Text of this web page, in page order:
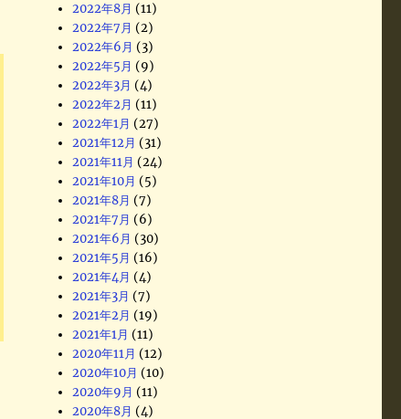
2022年8月 (11)
2022年7月 (2)
2022年6月 (3)
2022年5月 (9)
2022年3月 (4)
2022年2月 (11)
2022年1月 (27)
2021年12月 (31)
2021年11月 (24)
2021年10月 (5)
2021年8月 (7)
2021年7月 (6)
2021年6月 (30)
2021年5月 (16)
2021年4月 (4)
2021年3月 (7)
2021年2月 (19)
2021年1月 (11)
2020年11月 (12)
2020年10月 (10)
2020年9月 (11)
2020年8月 (4)